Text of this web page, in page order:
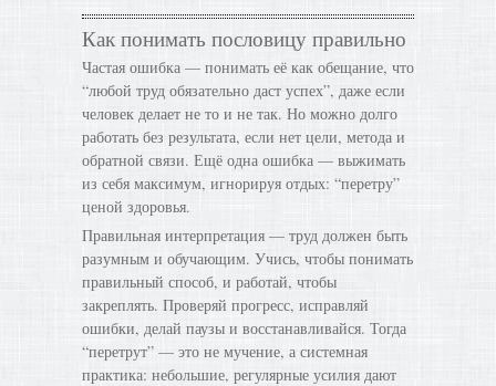
Как понимать пословицу правильно
Частая ошибка — понимать её как обещание, что
“любой труд обязательно даст успех”, даже если
человек делает не то и не так. Но можно долго
работать без результата, если нет цели, метода и
обратной связи. Ещё одна ошибка — выжимать
из себя максимум, игнорируя отдых: “перетру”
ценой здоровья.
Правильная интерпретация — труд должен быть
разумным и обучающим. Учись, чтобы понимать
правильный способ, и работай, чтобы
закреплять. Проверяй прогресс, исправляй
ошибки, делай паузы и восстанавливайся. Тогда
“перетрут” — это не мучение, а системная
практика: небольшие, регулярные усилия дают